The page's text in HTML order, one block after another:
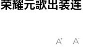
耀元歌出装连